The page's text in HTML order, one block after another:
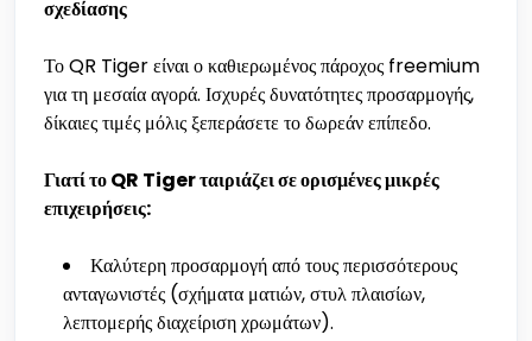
σχεδίασης
Το QR Tiger είναι ο καθιερωμένος πάροχος freemium
για τη μεσαία αγορά. Ισχυρές δυνατότητες προσαρμογής,
δίκαιες τιμές μόλις ξεπεράσετε το δωρεάν επίπεδο.
Γιατί το QR Tiger ταιριάζει σε ορισμένες μικρές
επιχειρήσεις:
Καλύτερη προσαρμογή από τους περισσότερους
ανταγωνιστές (σχήματα ματιών, στυλ πλαισίων,
λεπτομερής διαχείριση χρωμάτων).